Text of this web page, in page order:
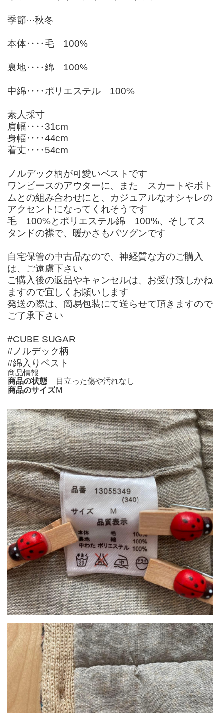
季節···秋冬
本体‥‥毛 100%
裏地‥‥綿 100%
中綿‥‥ポリエステル 100%
素人採寸
肩幅‥‥31cm
身幅‥‥44cm
着丈‥‥54cm
ノルデック柄が可愛いベストです
ワンピースのアウターに、また スカートやボト
ムとの組み合わせにと、カジュアルなオシャレの
アクセントになってくれそうです
毛 100%とポリエステル綿 100%、そしてス
タンドの襟で、暖かさもバツグンです
自宅保管の中古品なので、神経質な方のご購入
は、ご遠慮下さい
ご購入後の返品やキャンセルは、お受け致しかね
ますので宜しくお願いします
発送の際は、簡易包装にて送らせて頂きますので
ご了承下さい
#CUBE SUGAR
#ノルデック柄
#綿入りベスト
商品情報
商品の状態
目立った傷や汚れなし
商品のサイズ M